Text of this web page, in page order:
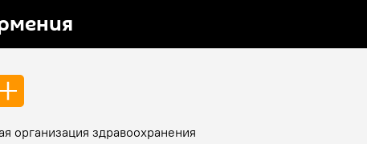
организация здравоохранения